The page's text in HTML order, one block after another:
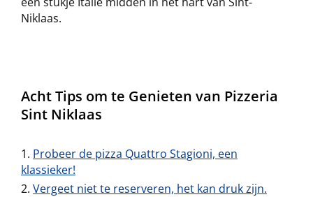
Niklaas.
Acht Tips om te Genieten van Pizzeria
Sint Niklaas
Probeer de pizza Quattro Stagioni, een
klassieker!
Vergeet niet te reserveren, het kan druk zijn.